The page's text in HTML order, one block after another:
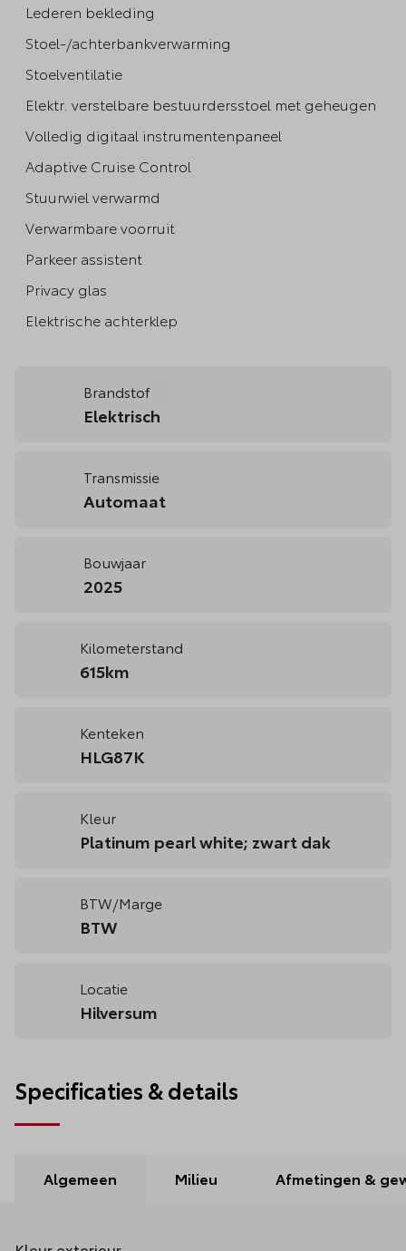
Lederen bekleding
Stoel-/achterbankverwarming
Stoelventilatie
Elektr. verstelbare bestuurdersstoel met geheugen
Volledig digitaal instrumentenpaneel
Adaptive Cruise Control
Stuurwiel verwarmd
Verwarmbare voorruit
Parkeer assistent
Privacy glas
Elektrische achterklep
Brandstof
Tooltip openen
Elektrisch
Transmissie
Automaat
Bouwjaar
2025
Kilometerstand
615km
Kenteken
HLG87K
Kleur
Platinum pearl white; zwart dak
BTW/Marge
BTW
Locatie
Hilversum
Specificaties & details
Algemeen Milieu Afmetingen &